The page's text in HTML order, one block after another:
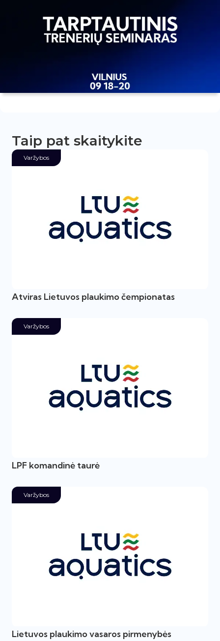
Taip pat skaitykite
Varžybos
Atviras Lietuvos plaukimo čempionatas
Varžybos
LPF komandinė taurė
Varžybos
Lietuvos plaukimo vasaros pirmenybės